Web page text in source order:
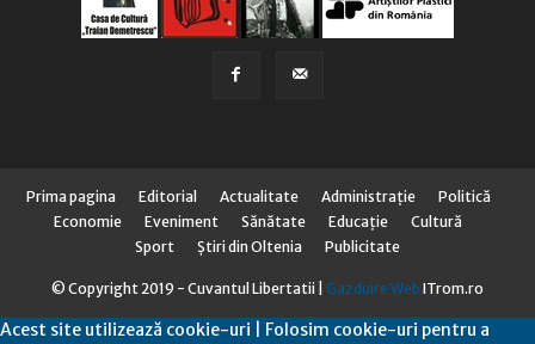
Prima pagina Editorial Actualitate Administraţie
Politică
Economie
Eveniment Sănătate Educaţie
Cultură
Sport
Știri din Oltenia Publicitate
© Copyright 2019 - Cuvantul Libertatii | Gazduire Web ITrom.ro
Acest site utilizează cookie-uri | Folosim cookie-uri pentru a